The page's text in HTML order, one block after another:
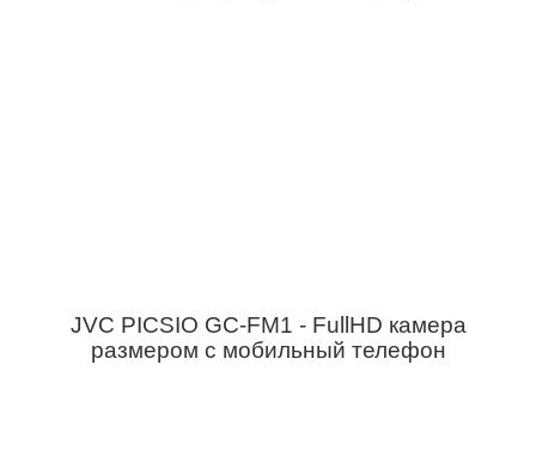
JVC PICSIO GC-FM1 - FullHD камера
размером с мобильный телефон